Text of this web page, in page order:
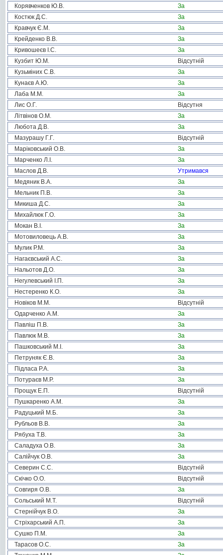
Корявченков Ю.В.
За
Костюк Д.С.
За
Кравчук Є.М.
За
Крейденко В.В.
За
Кривошеєв І.С.
За
Кузбит Ю.М.
Відсутній
Кузьміних С.В.
За
Кунаєв А.Ю.
За
Лаба М.М.
За
Лис О.Г.
Відсутня
Літвінов О.М.
За
Любота Д.В.
За
Мазурашу Г.Г.
Відсутній
Маріковський О.В.
За
Марченко Л.І.
За
Маслов Д.В.
Утримався
Медяник В.А.
За
Мельник П.В.
За
Микиша Д.С.
За
Михайлюк Г.О.
За
Мокан В.І.
За
Мотовиловець А.В.
За
Мулик Р.М.
За
Нагаєвський А.С.
За
Нальотов Д.О.
За
Негулевський І.П.
За
Нестеренко К.О.
За
Новіков М.М.
Відсутній
Одарченко А.М.
За
Павліш П.В.
За
Павлюк М.В.
За
Пашковський М.І.
За
Петруняк Є.В.
За
Підласа Р.А.
За
Потураєв М.Р.
За
Прощук Е.П.
Відсутній
Пушкаренко А.М.
За
Радуцький М.Б.
За
Рубльов В.В.
За
Рябуха Т.В.
За
Саладуха О.В.
За
Салійчук О.В.
За
Северин С.С.
Відсутній
Скічко О.О.
Відсутній
Совгиря О.В.
За
Сольський М.Т.
Відсутній
Стернійчук В.О.
За
Стріхарський А.П.
За
Сушко П.М.
За
Тарасов О.С.
За